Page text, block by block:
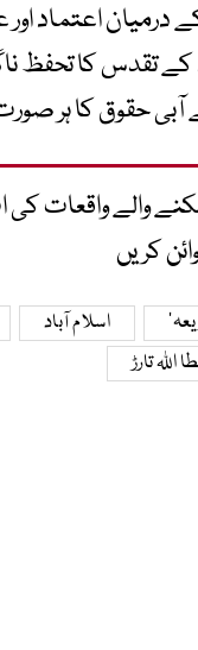
درمیان اعتماد
تقدس کا تحفظ
والے واقعات
کریں
اسلام آباد
تارڑ